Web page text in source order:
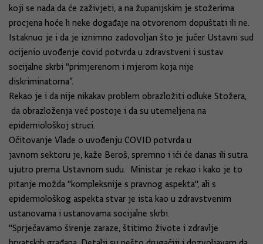
koji se nada da će zaživjeti, a na županijskim je stožerima
procjena hoće li neke događaje na otvorenom dopuštati ili ne.
Istaknuo je i da je iznimno zadovoljan što je jučer Ustavni sud
ocijenio uvođenje covid potvrda u zdravstveni i sustav
socijalne skrbi "primjerenom i mjerom koja nije
diskriminatorna”.
Rekao je i da nije nikakav problem obrazložiti odluke Stožera,
da obrazloženja već postoje i da su utemeljena na
epidemiološkoj struci.
Očitovanje Vlade o uvođenju COVID potvrda u
javnom sektoru je, kaže Beroš, spremno i ići će danas ili sutra
ujutro prema Ustavnom sudu. Ministar je rekao i kako je to
pitanje možda "kompleksnije s pravnog aspekta", ali s
epidemiološkog aspekta stvar je ista kao u zdravstvenim
ustanovama i ustanovama socijalne skrbi.
"Sprječavamo širenje zaraze, štitimo živote i zdravlje